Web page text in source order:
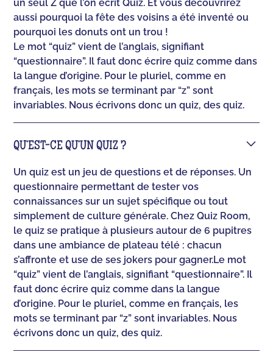
un seul Z que l’on écrit Quiz. Et vous découvrirez
aussi pourquoi la fête des voisins a été inventé ou
pourquoi les donuts ont un trou !
Le mot “quiz” vient de l’anglais, signifiant
“questionnaire”. Il faut donc écrire quiz comme dans
la langue d’origine. Pour le pluriel, comme en
français, les mots se terminant par “z” sont
invariables. Nous écrivons donc un quiz, des quiz.
QU’EST-CE QU’UN QUIZ ?
Un quiz est un jeu de questions et de réponses. Un
questionnaire permettant de tester vos
connaissances sur un sujet spécifique ou tout
simplement de culture générale. Chez Quiz Room,
le quiz se pratique à plusieurs autour de 6 pupitres
dans une ambiance de plateau télé : chacun
s’affronte et use de ses jokers pour gagner.‍Le mot
“quiz” vient de l’anglais, signifiant “questionnaire”. Il
faut donc écrire quiz comme dans la langue
d’origine. Pour le pluriel, comme en français, les
mots se terminant par “z” sont invariables. Nous
écrivons donc un quiz, des quiz.